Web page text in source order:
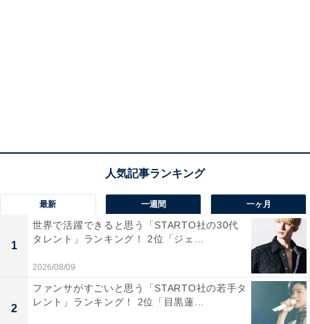
岡県）といった声が集まりました。
最新 一週間 一ヶ月
1
世界で活躍できると思う「STARTO社の30代
タレント」ランキング！ 2位「ジェ...
2026/08/09
2
ファンサがすごいと思う「STARTO社の若手タ
レント」ランキング！ 2位「目黒蓮...